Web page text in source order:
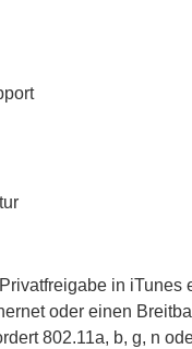
in iTunes
oder einen
802.11a, b, g, n